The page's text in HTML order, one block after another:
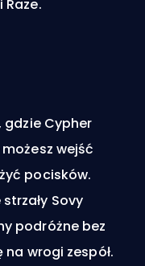
Raze.
gdzie Cypher
wejść
pocisków.
Sovy
podróżne bez
wrogi zespół.